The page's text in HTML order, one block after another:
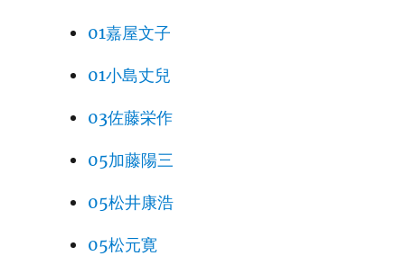
01嘉屋文子
01小島丈兒
03佐藤栄作
05加藤陽三
05松井康浩
05松元寛